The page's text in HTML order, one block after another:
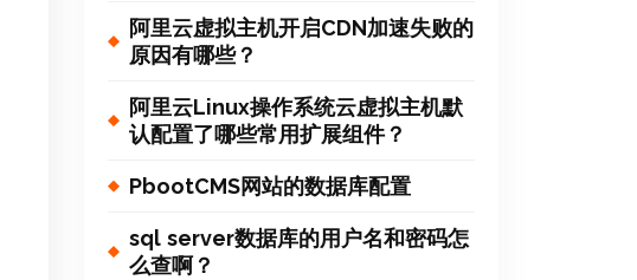
阿里云虚拟主机开启CDN加速失败的
原因有哪些？
阿里云Linux操作系统云虚拟主机默
认配置了哪些常用扩展组件？
PbootCMS网站的数据库配置
sql server数据库的用户名和密码怎
么查啊？